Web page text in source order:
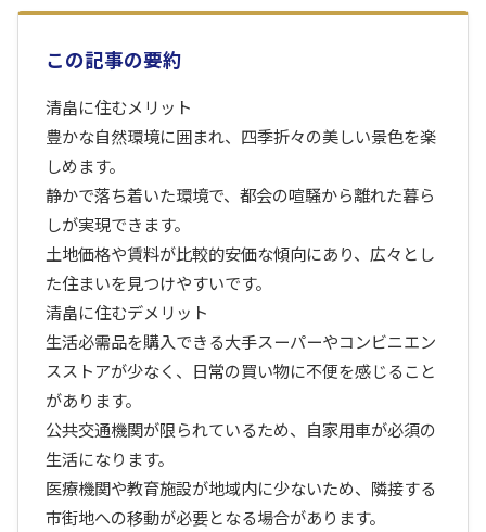
この記事の要約
清畠に住むメリット
豊かな自然環境に囲まれ、四季折々の美しい景色を楽
しめます。
静かで落ち着いた環境で、都会の喧騒から離れた暮ら
しが実現できます。
土地価格や賃料が比較的安価な傾向にあり、広々とし
た住まいを見つけやすいです。
清畠に住むデメリット
生活必需品を購入できる大手スーパーやコンビニエン
スストアが少なく、日常の買い物に不便を感じること
があります。
公共交通機関が限られているため、自家用車が必須の
生活になります。
医療機関や教育施設が地域内に少ないため、隣接する
市街地への移動が必要となる場合があります。